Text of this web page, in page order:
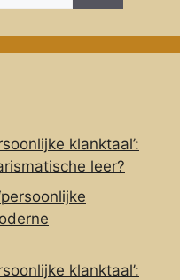
klanktaal’:
leer?
klanktaal’: